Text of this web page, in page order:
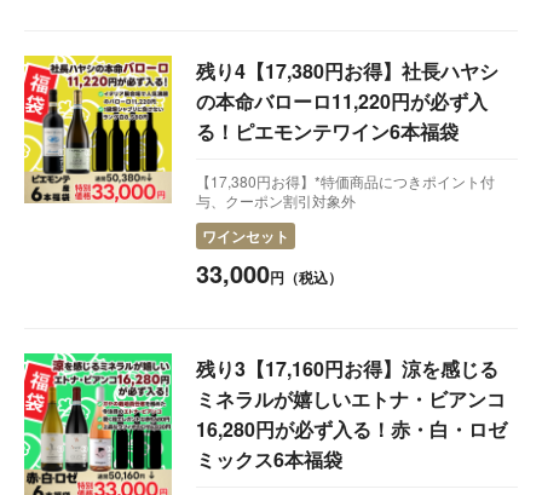
残り4【17,380円お得】社長ハヤシ
の本命バローロ11,220円が必ず入
る！ピエモンテワイン6本福袋
【17,380円お得】*特価商品につきポイント付
与、クーポン割引対象外
ワインセット
33,000円（税込）
残り3【17,160円お得】涼を感じる
ミネラルが嬉しいエトナ・ビアンコ
16,280円が必ず入る！赤・白・ロゼ
ミックス6本福袋